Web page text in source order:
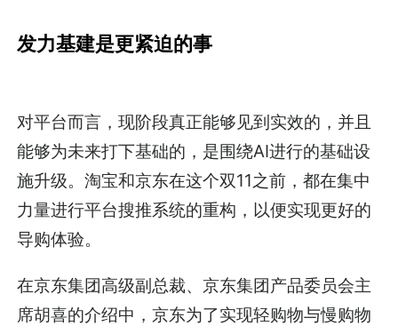
发力基建是更紧迫的事
对平台而言，现阶段真正能够见到实效的，并且
能够为未来打下基础的，是围绕AI进行的基础设
施升级。淘宝和京东在这个双11之前，都在集中
力量进行平台搜推系统的重构，以便实现更好的
导购体验。
在京东集团高级副总裁、京东集团产品委员会主
席胡喜的介绍中，京东为了实现轻购物与慢购物